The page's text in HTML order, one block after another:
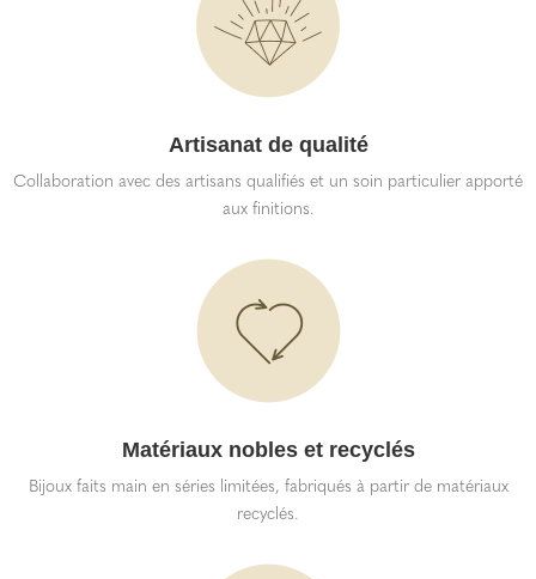
Artisanat de qualité
Collaboration avec des artisans qualifiés et un soin particulier apporté
aux finitions.
Matériaux nobles et recyclés
Bijoux faits main en séries limitées, fabriqués à partir de matériaux
recyclés.